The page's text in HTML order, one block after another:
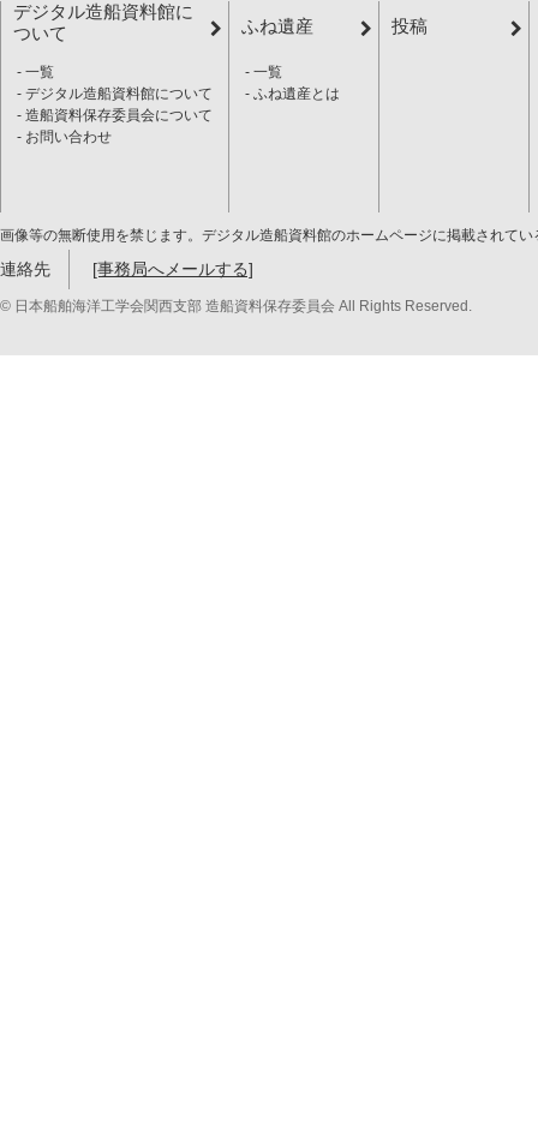
デジタル造船資料館に
ついて
一覧
デジタル造船資料館について
造船資料保存委員会について
お問い合わせ
ふね遺産
一覧
ふね遺産とは
投稿
画像等の無断使用を禁じます。デジタル造船資料館のホームページに掲載されて
連絡先 [事務局へメールする]
© 日本船舶海洋工学会関西支部 造船資料保存委員会 All Rights Reserved.